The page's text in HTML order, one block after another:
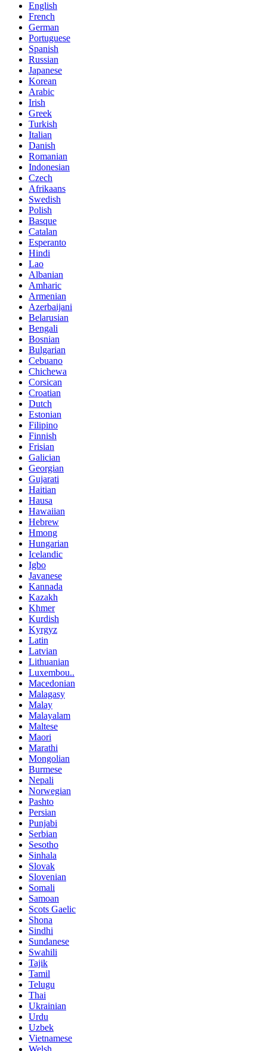
English
French
German
Portuguese
Spanish
Russian
Japanese
Korean
Arabic
Irish
Greek
Turkish
Italian
Danish
Romanian
Indonesian
Czech
Afrikaans
Swedish
Polish
Basque
Catalan
Esperanto
Hindi
Lao
Albanian
Amharic
Armenian
Azerbaijani
Belarusian
Bengali
Bosnian
Bulgarian
Cebuano
Chichewa
Corsican
Croatian
Dutch
Estonian
Filipino
Finnish
Frisian
Galician
Georgian
Gujarati
Haitian
Hausa
Hawaiian
Hebrew
Hmong
Hungarian
Icelandic
Igbo
Javanese
Kannada
Kazakh
Khmer
Kurdish
Kyrgyz
Latin
Latvian
Lithuanian
Luxembou..
Macedonian
Malagasy
Malay
Malayalam
Maltese
Maori
Marathi
Mongolian
Burmese
Nepali
Norwegian
Pashto
Persian
Punjabi
Serbian
Sesotho
Sinhala
Slovak
Slovenian
Somali
Samoan
Scots Gaelic
Shona
Sindhi
Sundanese
Swahili
Tajik
Tamil
Telugu
Thai
Ukrainian
Urdu
Uzbek
Vietnamese